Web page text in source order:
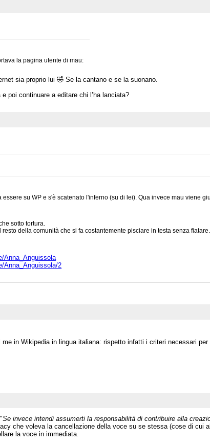
la pagina utente di mau:
sia proprio lui 🤣 Se la cantano e se la suonano.
poi continuare a editare chi l’ha lanciata?
su WP e s'è scatenato l'inferno (su di lei). Qua invece mau viene
sotto tortura.
della comunità che si fa costantemente pisciare in testa senza fiatare.
Anna_Anguissola
Anna_Anguissola/2
in Wikipedia in lingua italiana: rispetto infatti i criteri necessari per
Se invece intendi assumerti la responsabilità di contribuire alla
che voleva la cancellazione della voce su se stessa (cose di cui
la voce in immediata.